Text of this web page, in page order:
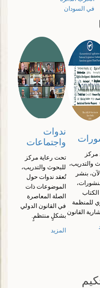
في السودان
ندوات
واجتماعات
تحت رعاية مركز
للبحوث والتدريب،
تُعقد ندوات حول
الموضوعات ذات
الصلة المعاصرة
في القانون الدولي
بشكلٍ منتظمٍ.
المزيد
مركز
والتدريب،
بنشر
للمنظمة
القانون